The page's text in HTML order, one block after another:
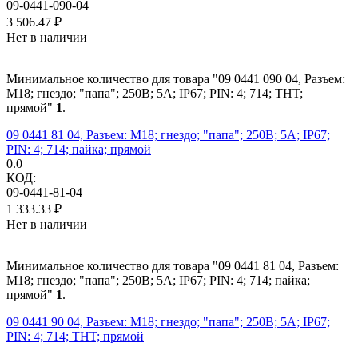
09-0441-090-04
3 506.47 ₽
Нет в наличии
Минимальное количество для товара "09 0441 090 04, Разъем:
M18; гнездо; "папа"; 250В; 5А; IP67; PIN: 4; 714; THT;
прямой" 1.
09 0441 81 04, Разъем: M18; гнездо; "папа"; 250В; 5А; IP67;
PIN: 4; 714; пайка; прямой
0.0
КОД:
09-0441-81-04
1 333.33 ₽
Нет в наличии
Минимальное количество для товара "09 0441 81 04, Разъем:
M18; гнездо; "папа"; 250В; 5А; IP67; PIN: 4; 714; пайка;
прямой" 1.
09 0441 90 04, Разъем: M18; гнездо; "папа"; 250В; 5А; IP67;
PIN: 4; 714; THT; прямой